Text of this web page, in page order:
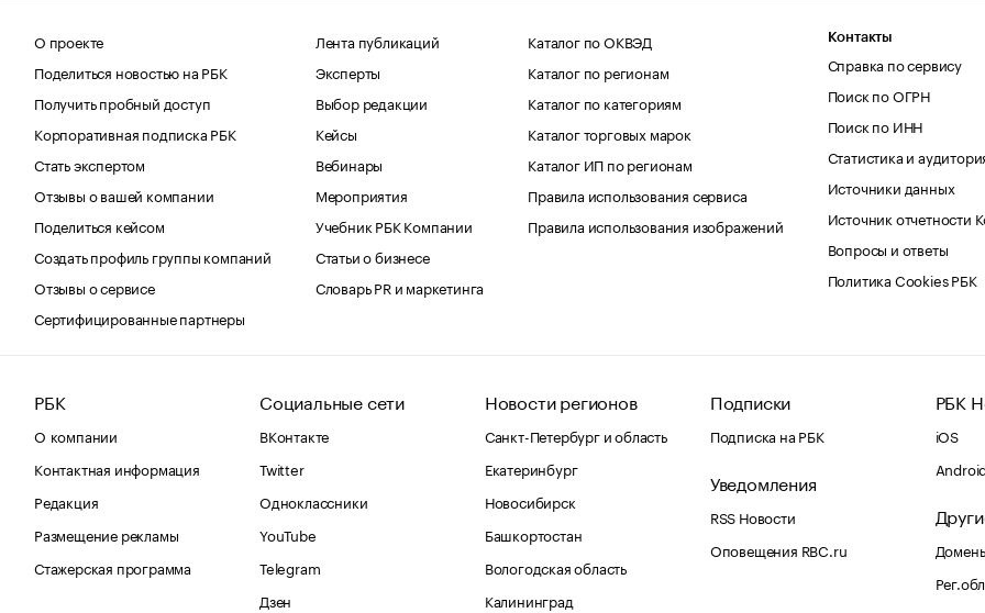
О проекте
Поделиться новостью на РБК
Получить пробный доступ
Корпоративная подписка РБК
Стать экспертом
Отзывы о вашей компании
Поделиться кейсом
Создать профиль группы компаний
Отзывы о сервисе
Сертифицированные партнеры
Лента публикаций
Эксперты
Выбор редакции
Кейсы
Вебинары
Мероприятия
Учебник РБК Компании
Статьи о бизнесе
Словарь PR и маркетинга
Каталог по ОКВЭД
Каталог по регионам
Каталог по категориям
Каталог торговых марок
Каталог ИП по регионам
Правила использования сервиса
Правила использования изображений
Контакты
Справка по сервису
Поиск по ОГРН
Поиск по ИНН
Статистика и
Источники данных
Источник отчетности
Вопросы и ответы
Политика Cookies РБК
РБК
О компании
Контактная информация
Редакция
Размещение рекламы
Стажерская программа
Социальные сети
ВКонтакте
Twitter
Одноклассники
YouTube
Telegram
Дзен
Новости регионов
Санкт-Петербург и область
Екатеринбург
Новосибирск
Башкортостан
Вологодская область
Калининград
Подписки
Подписка на РБК
Уведомления
RSS Новости
Оповещения RBC.ru
РБК
iOS